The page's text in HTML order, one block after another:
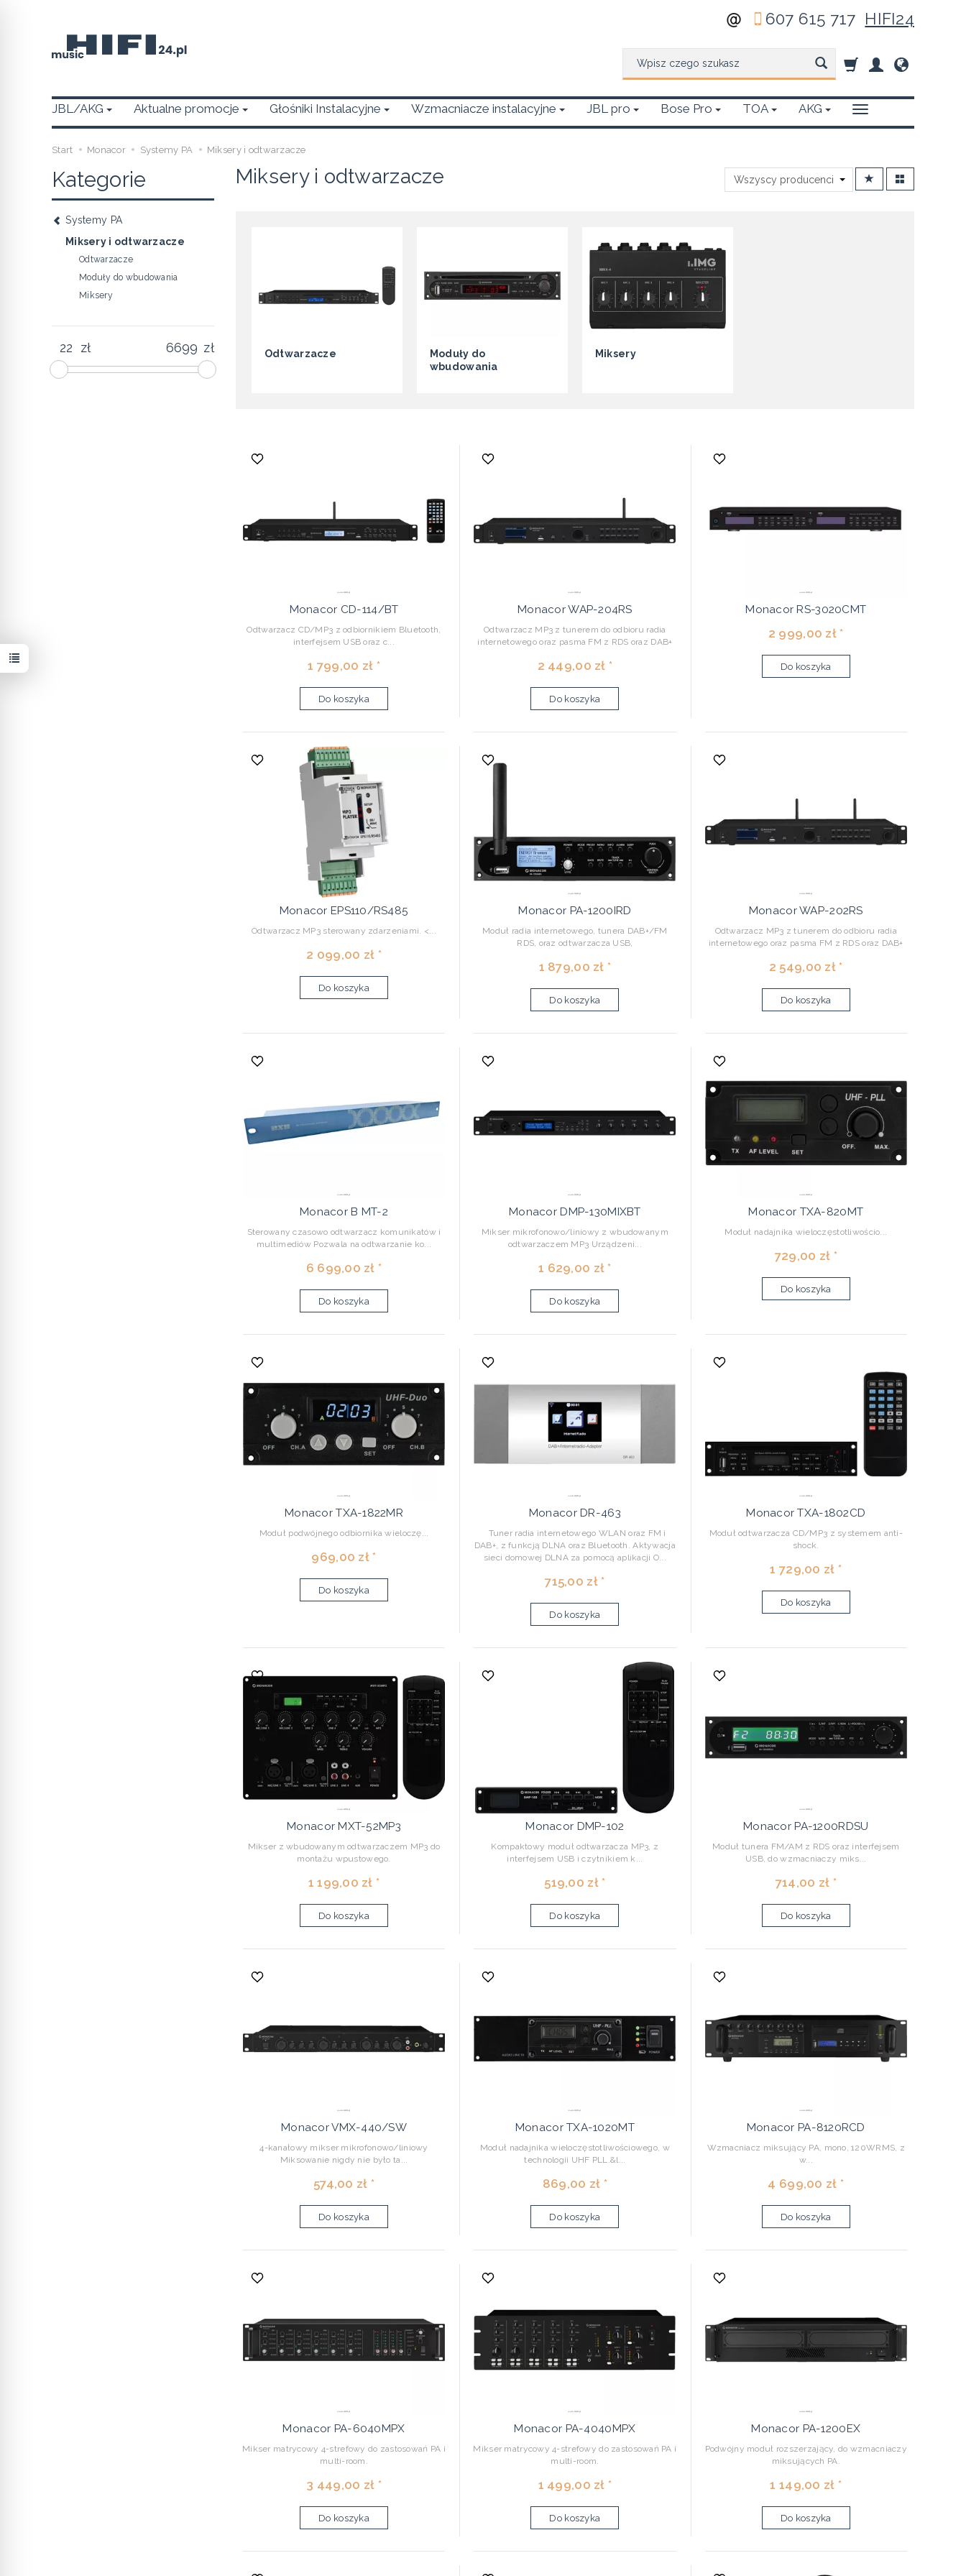
607 615 717 HIFI24
JBL/AKG Aktualne promocje Głośniki Instalacyjne Wzmacniacze instalacyjne JBL pro Bose Pro TOA AKG
Start Monacor Systemy PA Miksery i odtwarzacze
Miksery i odtwarzacze
Odtwarzacze
Moduły do
wbudowania
Miksery
Monacor CD-114/BT
Odtwarzacz CD/MP3 z odbiornikiem Bluetooth,
interfejsem USB oraz c...
1 799,00 zł *
Do koszyka
Monacor WAP-204RS
Odtwarzacz MP3 z tunerem do odbioru radia
internetowego oraz pasma FM z RDS oraz DAB+
2 449,00 zł *
Do koszyka
Monacor RS-3020CMT
2 999,00 zł *
Do koszyka
Monacor EPS110/RS485
Odtwarzacz MP3 sterowany zdarzeniami. <...
2 099,00 zł *
Do koszyka
Monacor PA-1200IRD
Moduł radia internetowego, tunera DAB+/FM
RDS, oraz odtwarzacza USB,
1 879,00 zł *
Do koszyka
Monacor WAP-202RS
Odtwarzacz MP3 z tunerem do odbioru radia
internetowego oraz pasma FM z RDS oraz DAB+
2 549,00 zł *
Do koszyka
Monacor B MT-2
Sterowany czasowo odtwarzacz komunikatów i
multimediów Pozwala na odtwarzanie ko...
6 699,00 zł *
Do koszyka
Monacor DMP-130MIXBT
Mikser mikrofonowo/liniowy z wbudowanym
odtwarzaczem MP3 Urządzeni...
1 629,00 zł *
Do koszyka
Monacor TXA-820MT
Moduł nadajnika wieloczęstotliwościo...
729,00 zł *
Do koszyka
Monacor TXA-1822MR
Moduł podwójnego odbiornika wieloczę...
969,00 zł *
Do koszyka
Monacor DR-463
Tuner radia internetowego WLAN oraz FM i
DAB+, z funkcją DLNA oraz Bluetooth. Aktywacja
sieci domowej DLNA za pomocą aplikacji O...
715,00 zł *
Do koszyka
Monacor TXA-1802CD
Moduł odtwarzacza CD/MP3 z systemem anti-
shock.
1 729,00 zł *
Do koszyka
Monacor MXT-52MP3
Mikser z wbudowanym odtwarzaczem MP3 do
montażu wpustowego.
1 199,00 zł *
Do koszyka
Monacor DMP-102
Kompaktowy moduł odtwarzacza MP3, z
interfejsem USB i czytnikiem k...
519,00 zł *
Do koszyka
Monacor PA-1200RDSU
Moduł tunera FM/AM z RDS oraz interfejsem
USB, do wzmacniaczy miks...
714,00 zł *
Do koszyka
Monacor VMX-440/SW
4-kanałowy mikser mikrofonowo/liniowy
Miksowanie nigdy nie było ta...
574,00 zł *
Do koszyka
Monacor TXA-1020MT
Moduł nadajnika wieloczęstotliwościowego, w
technologii UHF PLL.&l...
869,00 zł *
Do koszyka
Monacor PA-8120RCD
Wzmacniacz miksujący PA, mono, 120WRMS, z
w...
4 699,00 zł *
Do koszyka
Monacor PA-6040MPX
Mikser matrycowy 4-strefowy do zastosowań PA i
multi-room.
3 449,00 zł *
Do koszyka
Monacor PA-4040MPX
Mikser matrycowy 4-strefowy do zastosowań PA i
multi-room.
1 499,00 zł *
Do koszyka
Monacor PA-1200EX
Podwójny moduł rozszerzający, do wzmacniaczy
miksujących PA.
1 149,00 zł *
Do koszyka
Kategorie
Systemy PA
Miksery i odtwarzacze
Odtwarzacze
Moduły do wbudowania
Miksery
zł zł